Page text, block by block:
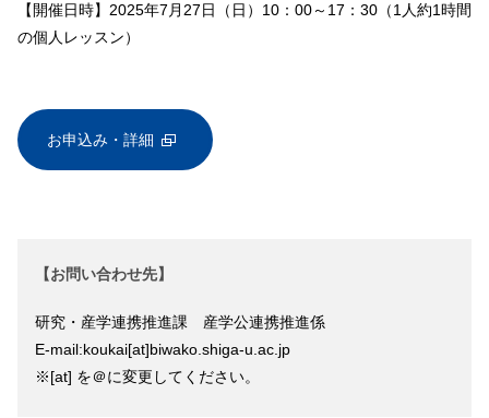
【開催日時】2025年7月27日（日）10：00～17：30（1人約1時間
の個人レッスン）
お申込み・詳細
【お問い合わせ先】
研究・産学連携推進課 産学公連携推進係
E-mail:koukai[at]biwako.shiga-u.ac.jp
※[at] を＠に変更してください。